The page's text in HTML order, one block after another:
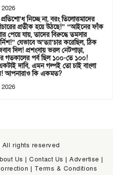
নিচ্ছে না, বরং তিলোত্তমাদের
প্রতীক হয়ে উঠছে!” “আইনের ফাঁক
পেয়ে যায়, তাদের বিরুদ্ধে তমসার
যেভাবে অ’ত্যা’চার করেছিল, ঠিক
দিল! প্রশংসায় ভরল নেটপাড়া,
গতকালের পর্ব ছিল ১০০-তে ১০০!
দাবি, এমন গল্পই তো চাই বাংলা
আপনারাও কি একমত?
rights reserved
Us |Contact Us |Advertise |
| Terms & Conditions